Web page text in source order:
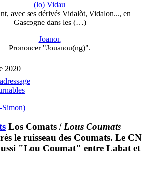
(lo) Vidau
avec ses dérivés Vidalòt, Vidalon..., en
Gascogne dans les (…)
Joanon
Prononcer "Jouanou(ng)".
2020
Simon)
Los Comats / Lous Coumats
le ruisseau des Coumats. Le CN
"Lou Coumat" entre Labat et